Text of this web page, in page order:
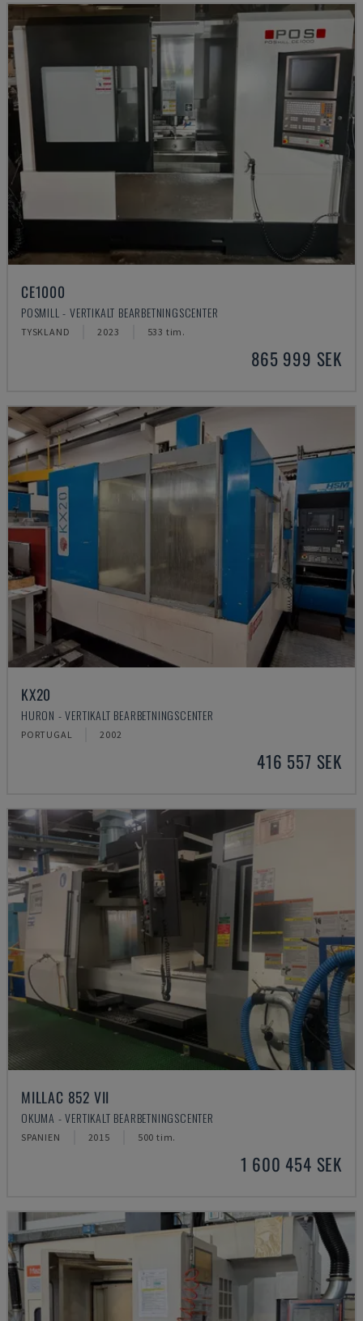
CE1000
POSMILL - VERTIKALT BEARBETNINGSCENTER
TYSKLAND 2023 533 tim.
865 999 SEK
KX20
HURON - VERTIKALT BEARBETNINGSCENTER
PORTUGAL 2002
416 557 SEK
MILLAC 852 VII
OKUMA - VERTIKALT BEARBETNINGSCENTER
SPANIEN 2015 500 tim.
1 600 454 SEK